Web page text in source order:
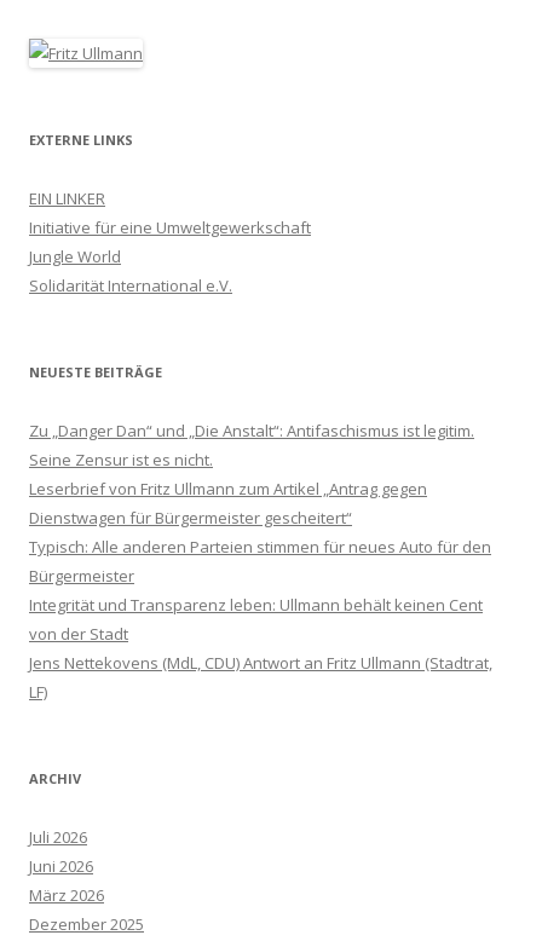
EXTERNE LINKS
EIN LINKER
Initiative für eine Umweltgewerkschaft
Jungle World
Solidarität International e.V.
NEUESTE BEITRÄGE
Zu „Danger Dan“ und „Die Anstalt“: Antifaschismus ist legitim.
Seine Zensur ist es nicht.
Leserbrief von Fritz Ullmann zum Artikel „Antrag gegen
Dienstwagen für Bürgermeister gescheitert“
Typisch: Alle anderen Parteien stimmen für neues Auto für den
Bürgermeister
Integrität und Transparenz leben: Ullmann behält keinen Cent
von der Stadt
Jens Nettekovens (MdL, CDU) Antwort an Fritz Ullmann (Stadtrat,
LF)
ARCHIV
Juli 2026
Juni 2026
März 2026
Dezember 2025